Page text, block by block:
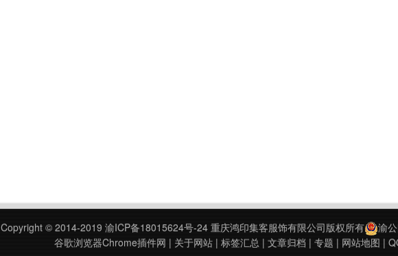
Copyright © 2014-2019 渝ICP备18015624号-24 重庆鸿印集客服饰有限公司版权所有
渝
谷歌浏览器Chrome插件网 | 关于网站| 标签汇总| 文章归档 | 专题 | 网站地图 |